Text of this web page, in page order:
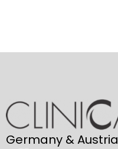
Germany & Austria